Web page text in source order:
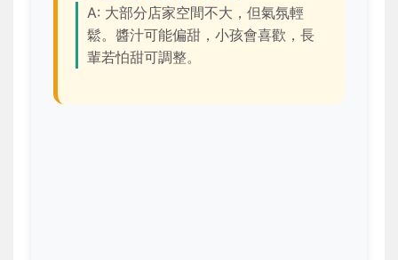
A: 大部分店家空間不大，但氣氛輕
鬆。醬汁可能偏甜，小孩會喜歡，長
輩若怕甜可調整。